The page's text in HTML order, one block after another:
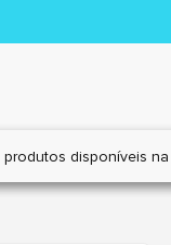
produtos disponíveis